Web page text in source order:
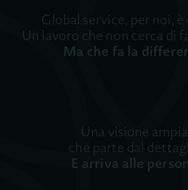
Global service, per noi, è
Un lavoro che non cerca di
Ma che fa la
Una visione
che parte dal
E arriva alle